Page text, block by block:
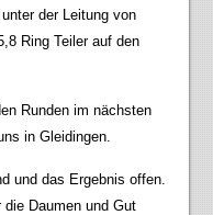
der Leitung von
Ring Teiler auf den
Runden im nächsten
in Gleidingen.
und das Ergebnis offen.
Daumen und Gut